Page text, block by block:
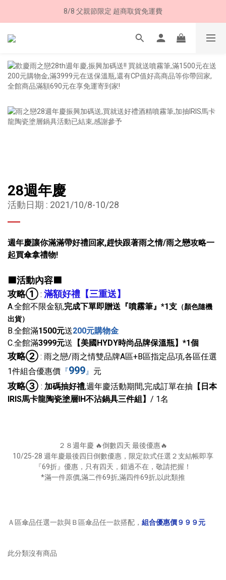
8/8 父親節限定 超商取貨免運費
8/8 父親節限定 超商取貨免運費
加入LINE好友➤領購物金50元 (現領現用)
8/8 父親節限定 超商取貨免運費
28週年慶
活動日期 : 2021/10/8-10/28
週年慶讓你滿滿帶好禮回家,趕快跟著雨之情/雨之戀攻略一
起買傘拿禮物!
🟩活動內容🟩
攻略① : 滿額好禮 【三重送】
A.全館不限金額,完成下單即贈送『噴霧筆』*1支 （顏色隨機
出貨）
B.全館滿1500元送200元購物金
C.全館滿3999元送 【美國HYDY時尚品牌保溫瓶】*1個
攻略② : 雨之戀/雨之情雙品牌A區+B區指定品項,各區任選
1件組合優惠價 『999』 元
攻略③ : 加碼抽好禮,週年慶活動期間,完成訂單在抽 【日本
IRIS馬卡龍陶瓷塗層IH不沾鍋具三件組】 / 1名
２８週年慶 🔥倒數四天 最後優惠🔥
10/25-28 週年慶最後四日倒數優惠，限定款式任選２支結帳即享
『69折』優惠，只有四天，錯過不在，敬請把握！
*滿一件原價,滿二件69折,滿四件69折,以此類推
Ａ區傘品任選一款與Ｂ區傘品任一款搭配， 組合優惠價９９９元
此分類沒有商品